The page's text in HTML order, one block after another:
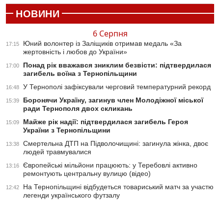
НОВИНИ
6 Серпня
17:15
Юний волонтер із Заліщиків отримав медаль «За
жертовність і любов до України»
17:00
Понад рік вважався зниклим безвісти: підтвердилася
загибель воїна з Тернопільщини
16:48 У Тернополі зафіксували черговий температурний рекорд
15:39
Боронячи Україну, загинув член Молодіжної міської
ради Тернополя двох скликань
15:09
Майже рік надії: підтвердилася загибель Героя
України з Тернопільщини
13:38
Смертельна ДТП на Підволочищині: загинула жінка, двоє
людей травмувалися
13:16
Європейські мільйони працюють: у Теребовлі активно
ремонтують центральну вулицю (відео)
12:42
На Тернопільщині відбудеться товариський матч за участю
легенди українського футзалу